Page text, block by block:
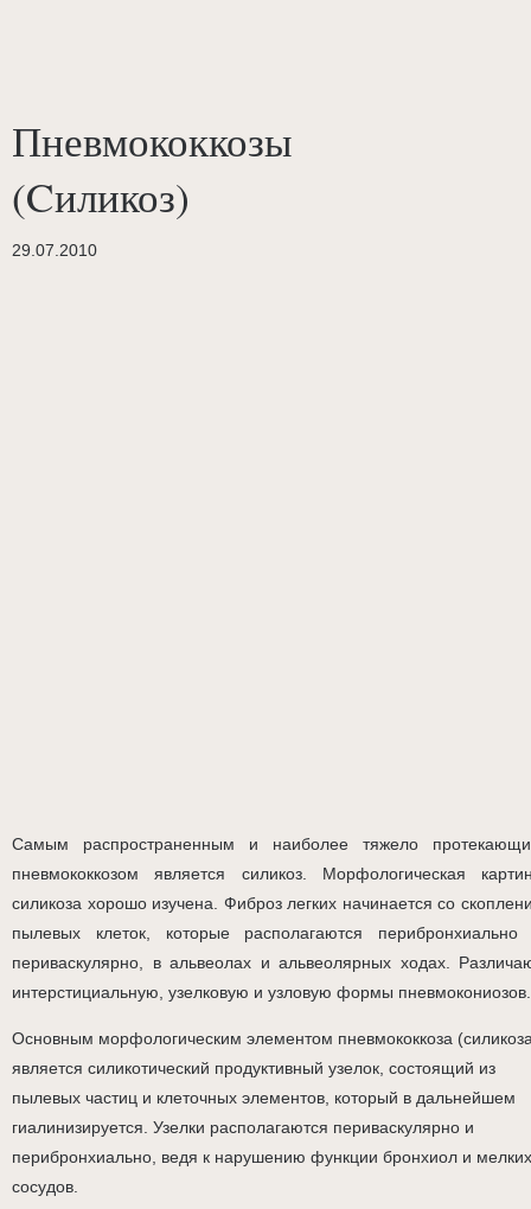
Пневмококкозы
(Cиликоз)
29.07.2010
Самым распространенным и наиболее тяжело
пневмококкозом является силикоз. Морфологическая
силикоза хорошо изучена. Фиброз легких начинается со
пылевых клеток, которые располагаются перибронхиально
периваскулярно, в альвеолах и альвеолярных ходах.
интерстициальную, узелковую и узловую формы пневмокониозов.
Основным морфологическим элементом пневмококкоза
является силикотический продуктивный узелок, состоящий из
пылевых частиц и клеточных элементов, который в дальнейшем
гиалинизируется. Узелки располагаются периваскулярно и
перибронхиально, ведя к нарушению функции бронхиол и мелких
сосудов.